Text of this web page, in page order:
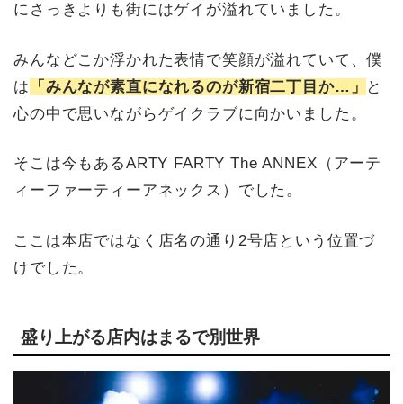
にさっきよりも街にはゲイが溢れていました。
みんなどこか浮かれた表情で笑顔が溢れていて、僕
は 「みんなが素直になれるのが新宿二丁目か…」
と
心の中で思いながらゲイクラブに向かいました。
そこは今もあるARTY FARTY The ANNEX（アーテ
ィーファーティーアネックス）でした。
ここは本店ではなく店名の通り2号店という位置づ
けでした。
盛り上がる店内はまるで別世界